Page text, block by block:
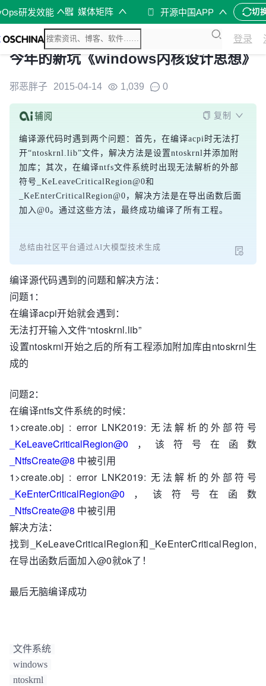
研发效能 媒体矩阵 开源中国APP 切
登录
今年的新坑《windows内核设计思想》
邪恶胖子 2015-04-14 1,039 0
复制
编译源代码时遇到两个问题：首先，在编译acpi时无法打
开“ntoskrnl.lib”文件，解决方法是设置ntoskrnl并添加附
加库；其次，在编译ntfs文件系统时出现无法解析的外部
符号_KeLeaveCriticalRegion@0和
_KeEnterCriticalRegion@0，解决方法是在导出函数后面
加入@0。通过这些方法，最终成功编译了所有工程。
总结由社区平台通过AI大模型技术生成
编译源代码遇到的问题和解决方法：
问题1：
在编译acpi开始就会遇到：
无法打开输入文件“ntoskrnl.lib”
设置ntoskrnl开始之后的所有工程添加附加库由ntoskrnl生
成的
问题2：
在编译ntfs文件系统的时候：
1>create.obj : error LNK2019: 无法解析的外部符号
_KeLeaveCriticalRegion@0 ，该符号在函数
_NtfsCreate@8 中被引用
1>create.obj : error LNK2019: 无法解析的外部符号
_KeEnterCriticalRegion@0 ，该符号在函数
_NtfsCreate@8 中被引用
解决方法：
找到_KeLeaveCriticalRegion和_KeEnterCriticalRegion,
在导出函数后面加入@0就ok了！
最后无脑编译成功
文件系统
windows
ntoskrnl